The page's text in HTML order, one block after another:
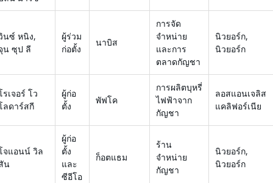
นซ์ หนิง,
น ซุป ลี
ผู้ร่วม
ก่อตั้ง
นาบิส
การจัด
จำหน่าย
และการ
ตลาดกัญชา
นิวยอร์ก,
นิวยอร์ก
รเจอร์ โว
ลดาร์สกี
ผู้ก่อ
ตั้ง
พัฟโค
การผลิตบุหรี่
ไฟฟ้าจาก
กัญชา
ลอสแอนเจลิส
แคลิฟอร์เนีย
จแอนน์ วิล
น
ผู้ก่อ
ตั้ง
และ
ซีอีโอ
ก็อตแธม
ร้าน
จำหน่าย
กัญชา
นิวยอร์ก,
นิวยอร์ก